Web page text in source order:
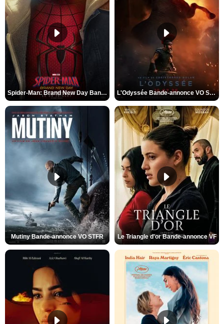
Spider-Man: Brand New Day Bande-annonce VO STFR L'Odyssée Bande-annonce VO STFR
Mutiny Bande-annonce VO STFR Le Triangle d'or Bande-annonce VF